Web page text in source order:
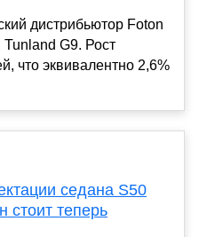
дистрибьютор Foton
G9. Рост
что эквивалентно 2,6%
седана S50
стоит теперь